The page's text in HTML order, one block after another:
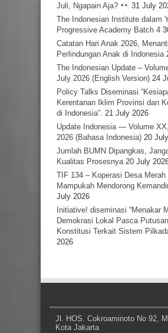
Juli, Ngapain Aja?
31 July
The Indonesian Institute dalam
Progressive Academy Batch 4
Catatan Hari Anak 2026,
Perlindungan Anak di Indonesia
The Indonesian Update –
July 2026 (English Version) 24
Policy Talks Diseminasi
Kerentanan Iklim Provinsi dan
di Indonesia”. 21 July 2026
Update Indonesia — Volume
2026 (Bahasa Indonesia) 20
Jumlah BUMN Dipangkas,
Kualitas Prosesnya 20 July
TIF 134 – Koperasi Desa Merah
Mampukah Mendorong
July 2026
Initiative! diseminasi “Menakar
Demokrasi Lokal Pasca
Konstitusi Terkait Sistem
2026
Jl. HOS. Cokroaminoto No 92,
Kota Jakarta